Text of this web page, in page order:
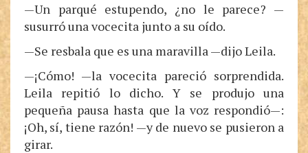
—Un parqué estupendo, ¿no le parece? —
susurró una vocecita junto a su oído.
—Se resbala que es una maravilla —dijo Leila.
—¡Cómo! —la vocecita pareció sorprendida.
Leila repitió lo dicho. Y se produjo una
pequeña pausa hasta que la voz respondió—:
¡Oh, sí, tiene razón! —y de nuevo se pusieron a
girar.